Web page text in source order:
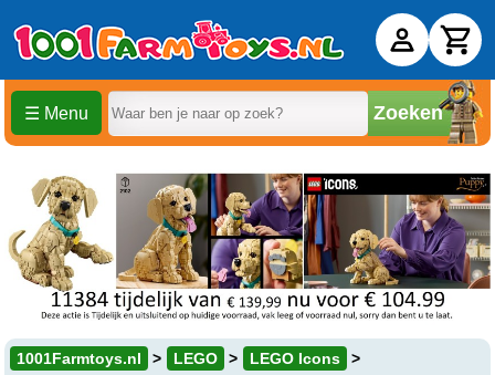
☰ Menu Zoeken
1001Farmtoys.nl LEGO LEGO Icons